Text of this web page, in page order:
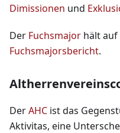
Dimissionen und
Der Fuchsmajor hält auf
Fuchsmajorsbericht.
DerAHC ist das
Aktivitas, eine